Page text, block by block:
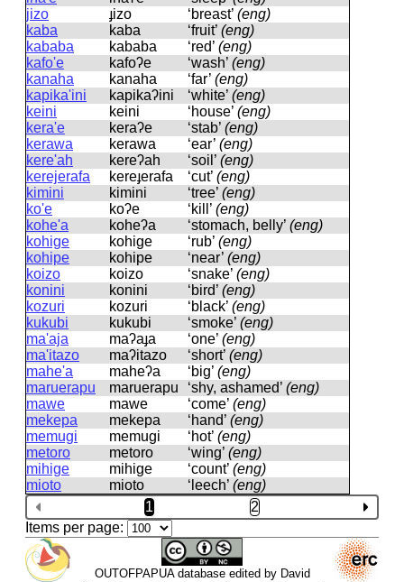
jizo
ɟizo ‘breast’ (eng)
kaba
kaba ‘fruit’ (eng)
kababa
kababa ‘red’ (eng)
kafo'e
kafoʔe ‘wash’ (eng)
kanaha
kanaha ‘far’ (eng)
kapika'ini
kapikaʔini ‘white’ (eng)
keini
keini ‘house’ (eng)
kera'e
keraʔe ‘stab’ (eng)
kerawa
kerawa ‘ear’ (eng)
kere'ah
kereʔah ‘soil’ (eng)
kerejerafa
kereɟerafa ‘cut’ (eng)
kimini
kimini ‘tree’ (eng)
ko'e
koʔe ‘kill’ (eng)
kohe'a
koheʔa ‘stomach, belly’ (eng)
kohige
kohiɡe ‘rub’ (eng)
kohipe
kohipe ‘near’ (eng)
koizo
koizo ‘snake’ (eng)
konini
konini ‘bird’ (eng)
kozuri
kozuri ‘black’ (eng)
kukubi
kukubi ‘smoke’ (eng)
ma'aja
maʔaɟa ‘one’ (eng)
ma'itazo
maʔitazo ‘short’ (eng)
mahe'a
maheʔa ‘big’ (eng)
maruerapu
maruerapu ‘shy, ashamed’ (eng)
mawe
mawe ‘come’ (eng)
mekepa
mekepa ‘hand’ (eng)
memugi
memuɡi ‘hot’ (eng)
metoro
metoro ‘wing’ (eng)
mihige
mihiɡe ‘count’ (eng)
mioto
mioto ‘leech’ (eng)
1
2
Items per page:
OUTOFPAPUA database edited by David